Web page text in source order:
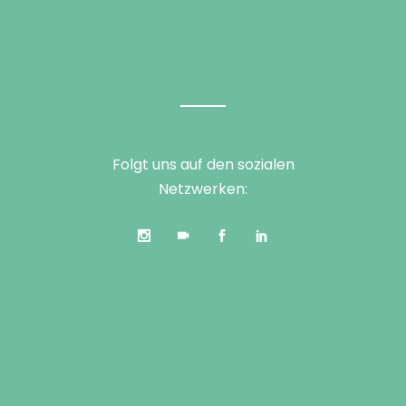
Folgt uns auf den sozialen
Netzwerken: